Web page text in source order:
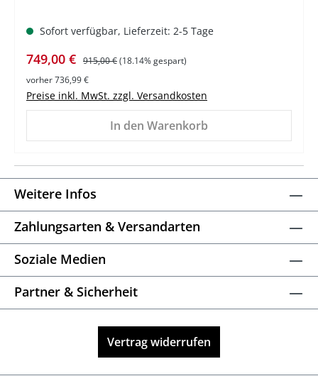
Sofort verfügbar, Lieferzeit: 2-5 Tage
Verkaufspreis:
749,00 € Regulärer Preis:
915,00 €(18.14% gespart)
vorher 736,99 €
Preise inkl. MwSt. zzgl. Versandkosten
In den Warenkorb
Weitere Infos
Zahlungsarten & Versandarten
Soziale Medien
Partner & Sicherheit
Vertrag widerrufen